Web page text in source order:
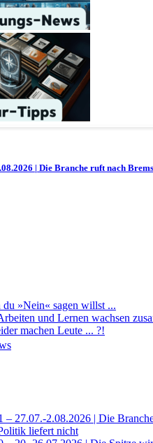
| Die Branche ruft nach
du »Nein« sagen willst ...
und Lernen wachsen
machen Leute ... ?!
27.07.-2.08.2026 | Die
liefert nicht